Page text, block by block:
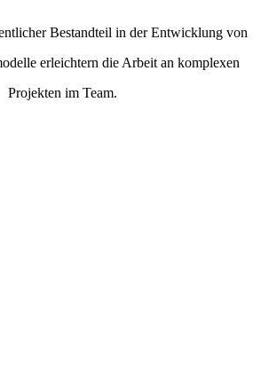
Bestandteil in der Entwicklung von
erleichtern die Arbeit an komplexen
Projekten im Team.